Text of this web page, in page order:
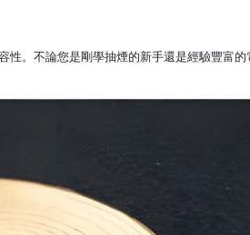
。不論您是剛學抽煙的新手還是經驗豐富